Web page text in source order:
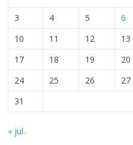
3
4 5 6
10
11 12 13
17
18 19 20
24
25 26 27
31
« jul.